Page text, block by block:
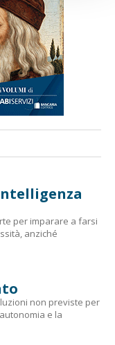
per imparare a farsi
anziché
non previste per
e la